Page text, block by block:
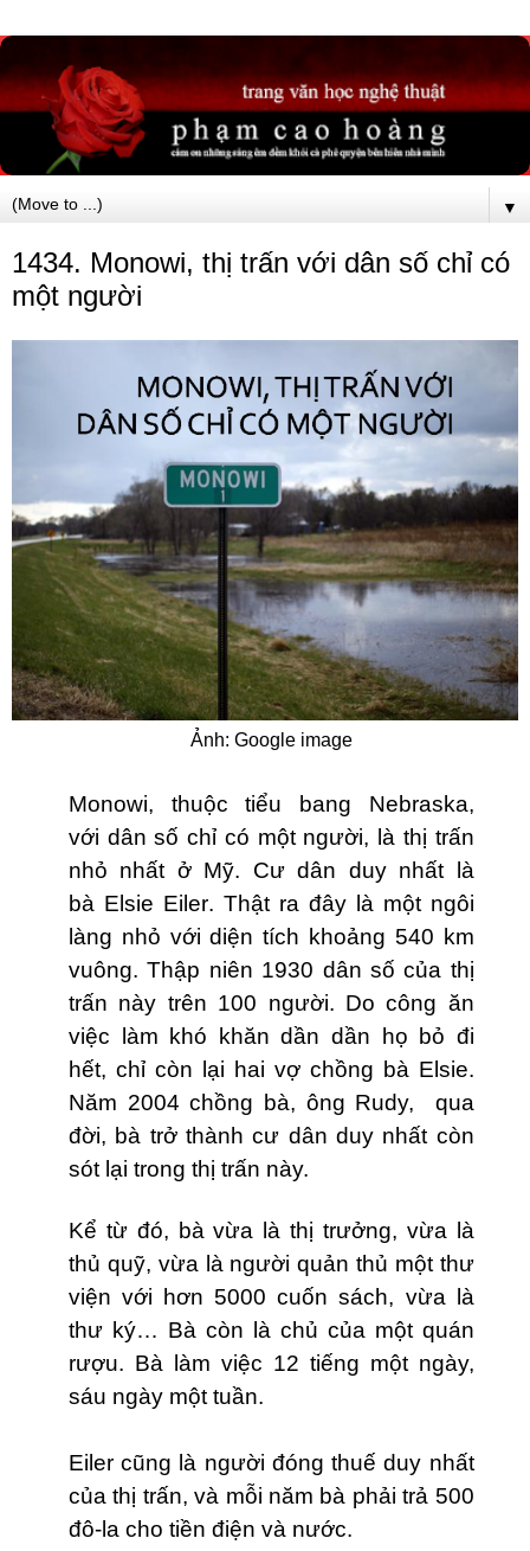
▼
1434. Monowi, thị trấn với dân số chỉ có
một người
Ảnh: Google image
Monowi, thuộc tiểu bang Nebraska,
với dân số chỉ có một người, là thị trấn
nhỏ nhất ởMỹ. Cư dân duy nhất là
bà Elsie Eiler. Thật ra đây là một ngôi
làng nhỏ với diện tích khoảng 540 km
vuông. Thập niên 1930 dân số của thị
trấn này trên 100 người. Do công ăn
việc làm khó khăn dần dần họ bỏ đi
hết, chỉ còn lại hai vợ chồng bà Elsie.
Năm 2004 chồng bà, ông Rudy, qua
đời, bà trở thành cư dân duy nhất còn
sót lại trong thị trấn này.
Kể từ đó, bà vừa là thị trưởng, vừa là
thủ quỹ, vừa là người quản thủ một thư
viện với hơn 5000 cuốn sách, vừa là
thư ký… Bà còn là chủ của một quán
rượu. Bà làm việc 12 tiếng một ngày,
sáu ngày một tuần.
Eiler cũng là người đóng thuế duy nhất
của thị trấn, và mỗi năm bà phải trả 500
đô-la cho tiền điện và nước.